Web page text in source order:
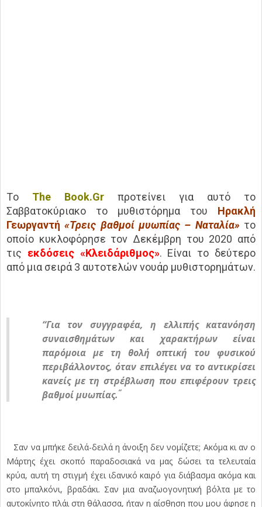
Tο The Book.Gr προτείνει για αυτό το
Σαββατοκύριακο το μυθιστόρημα του Ηρακλή
Γεωργαντή«Τρεις βαθμοί μυωπίας – Ναταλία» το
οποίο κυκλοφόρησε τον Δεκέμβρη του 2020 από
τις εκδόσεις «Κλειδάριθμος». Είναι το δεύτερο
από μια σειρά 3 αυτοτελών νουάρ μυθιστορημάτων.
“Για τον συγγραφέα, η ελλιπής κατανόηση
συναισθημάτων και χαρακτήρων είναι
παρόμοια με τη θολή οπτική του φυσικού
περιβάλλοντος, όταν επιλέγει να το αντικρίσει
κανείς με τη στρέβλωση που επιφέρουν τρεις
βαθμοί μυωπίας.“
Σαν να μπήκε δειλά-δειλά η άνοιξη δεν νομίζετε; Ακόμα κι αν ο
Μάρτης έχει σκοπό παραδοσιακά να μας δώσει τα τελευταία
κρύα, αυτή τη στιγμή έχει ιδανικό καιρό για διάβασμα ακόμα και
στο μπαλκόνι, βραδάκι. Σαν μια αναζωογονητική βόλτα με το
αυτοκίνητο πλάι στη θάλασσα, ήταν η αίσθηση που μου άφησε η